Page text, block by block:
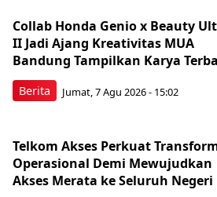
Berita
Collab Honda Genio x Beauty
II Jadi Ajang Kreativitas MUA
Bandung Tampilkan Karya
Jumat, 7 Agu 2026 - 15:02
Telkom Akses Perkuat
Operasional Demi Mewujudkan
Akses Merata ke Seluruh Negeri